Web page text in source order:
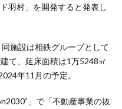
羽村」を開発すると発表し
施設は相鉄グループとして
て、延床面積は1万5248㎡
年11月の予定。
」で「不動産事業の抜